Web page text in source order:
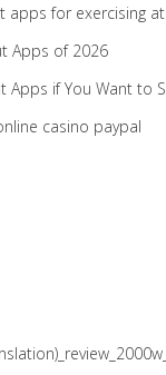
apps for exercising
Apps of 2026
Apps if You Want to
casino paypal